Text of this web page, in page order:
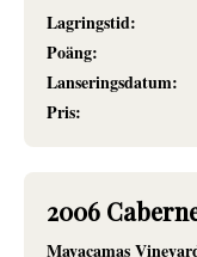
Lagringstid:
Poäng:
Lanseringsdatum:
Pris:
2006
Mayacamas